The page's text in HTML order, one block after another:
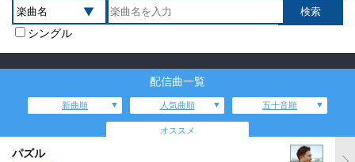
シングル
配信曲一覧
新曲順 人気曲順 五十音順
オススメ
パズル